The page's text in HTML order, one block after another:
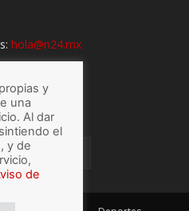
hola@n24.mx
y
una
Al dar
el
y de
de